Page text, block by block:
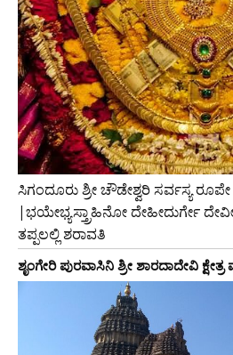
ಸಿಗಂದೂರು ಶ್ರೀ ಚೌಡೇಶ್ವರಿ ಸರ್ವಸ್ಯ
|ಭಯೇಭ್ಯಸ್ತ್ರಾಹಿನೋ ದೇಹೀದುರ್ಗೇ
ತಪ್ಪಲಲ್ಲಿ ಶರಾವತಿ
ಶೃಂಗೇರಿ ಪುರವಾಸಿನಿ ಶ್ರೀ ಶಾರದಾದೇವಿ